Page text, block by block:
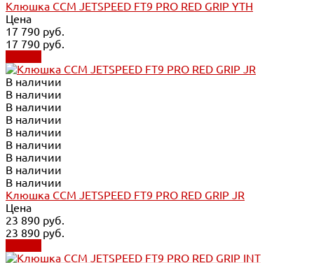
Клюшка CCM JETSPEED FT9 PRO RED GRIP YTH
Цена
17 790 руб.
17 790 руб.
В наличии
В наличии
В наличии
В наличии
В наличии
В наличии
В наличии
В наличии
В наличии
Клюшка CCM JETSPEED FT9 PRO RED GRIP JR
Цена
23 890 руб.
23 890 руб.